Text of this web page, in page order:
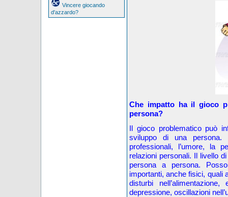
Vincere giocando
d'azzardo?
Che impatto ha il gioco
persona?
Il gioco problematico può
sviluppo di una
professionali, l’umore, la
relazioni personali. Il livello
persona a persona.
importanti, anche fisici, quali
disturbi
depressione, oscillazioni